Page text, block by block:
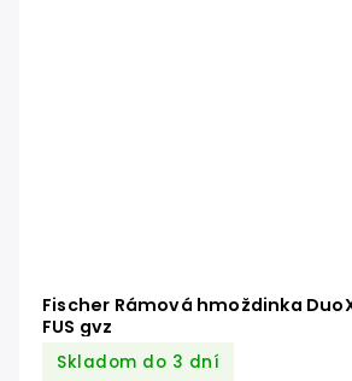
Fischer Rámová hmoždinka
FUS gvz
Skladom do 3 dní